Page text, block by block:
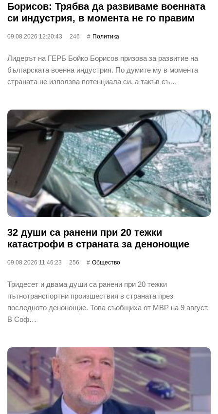
Борисов: Трябва да развиваме военната
си индустрия, в момента не го правим
09.08.2026 12:20:43 246 Политика
Лидерът на ГЕРБ Бойко Борисов призова за развитие на
българската военна индустрия. По думите му в момента
страната не използва потенциала си, а такъв съ…
32 души са ранени при 20 тежки
катастрофи в страната за денонощие
09.08.2026 11:46:23 256 Общество
Тридесет и двама души са ранени при 20 тежки
пътнотранспортни произшествия в страната през
последното денонощие. Това съобщиха от МВР на 9 август.
В Соф…